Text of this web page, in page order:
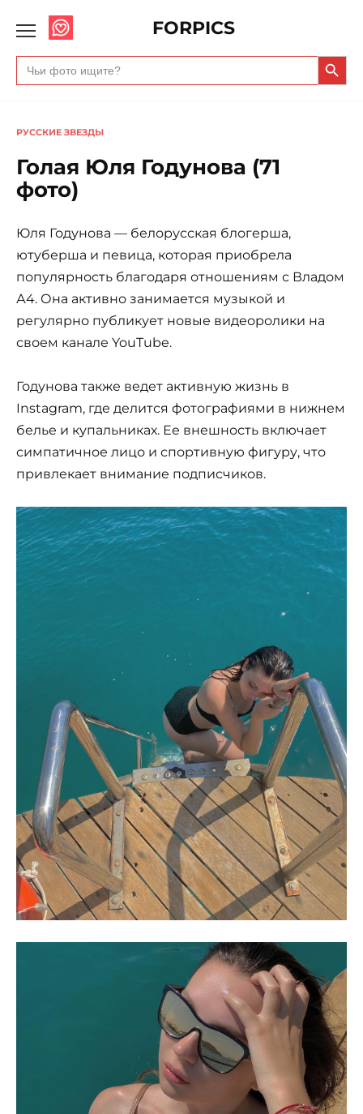
FORPICS
Search
for:
Search Button
РУССКИЕ ЗВЕЗДЫ
Голая Юля Годунова (71
фото)
Юля Годунова — белорусская блогерша,
ютуберша и певица, которая приобрела
популярность благодаря отношениям с Владом
А4. Она активно занимается музыкой и
регулярно публикует новые видеоролики на
своем канале YouTube.
Годунова также ведет активную жизнь в
Instagram, где делится фотографиями в нижнем
белье и купальниках. Ее внешность включает
симпатичное лицо и спортивную фигуру, что
привлекает внимание подписчиков.